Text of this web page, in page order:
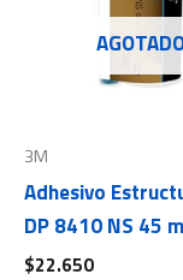
3M
Adhesivo
DP 8410 NS 45
$22.650